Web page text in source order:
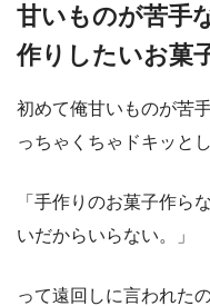
甘いものが苦手
作りしたいお菓
初めて俺甘いものが苦
っちゃくちゃドキッとし
「手作りのお菓子作ら
いだからいらない。」
って遠回しに言われた